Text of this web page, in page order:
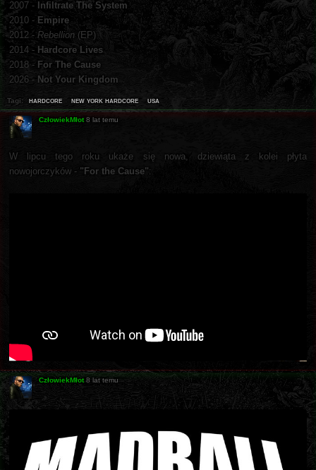
2007 - Infiltrate The System
2010 - Empire
2012 - Rebellion (EP)
2014 - Hardcore Lives
2018 - For The Cause
2026 - Not Your Kingdom
Tagi: hardcore new york hardcore usa
CzłowiekMłot 8 lat temu
W lipcu tego roku ukaże się nowa, dziewiąta z kolei płyta
nowojorczyków - "For the Cause":
CzłowiekMłot 8 lat temu